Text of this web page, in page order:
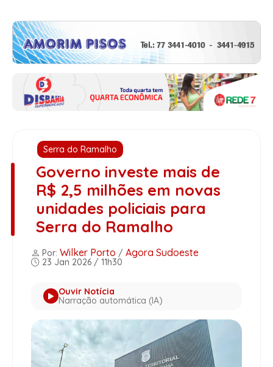
Serra do Ramalho
Governo investe mais de
R$ 2,5 milhões em novas
unidades policiais para
Serra do Ramalho
Por: Wilker Porto / Agora Sudoeste
23 Jan 2026 / 11h30
Ouvir Notícia
Narração automática (IA)